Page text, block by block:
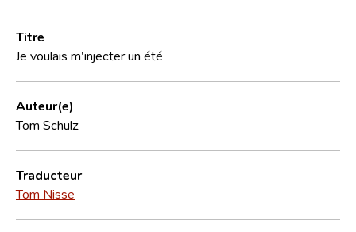
Foire aux questions
CNL
Équipe scientifique
Contact
Titre
Je voulais m'injecter un été
Auteur(e)
Tom Schulz
Traducteur
Tom Nisse